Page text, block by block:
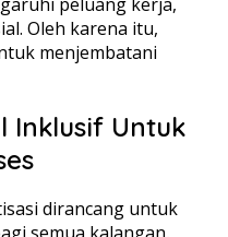
Oleh karena itu,
menjembatani
Inklusif Untuk
dirancang untuk